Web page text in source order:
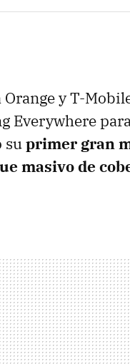
y T-
Everywhere
suprimer gran
masivo de